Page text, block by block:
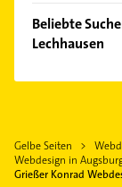
Inningen
Pfersee
Odelzhausen
Bestatter
Fensterbauer
Heizung &
Beliebte
Lechhausen
Gartenbau &
Heizung &
Gelbe Seiten
Webdesign in
Grießer Konrad